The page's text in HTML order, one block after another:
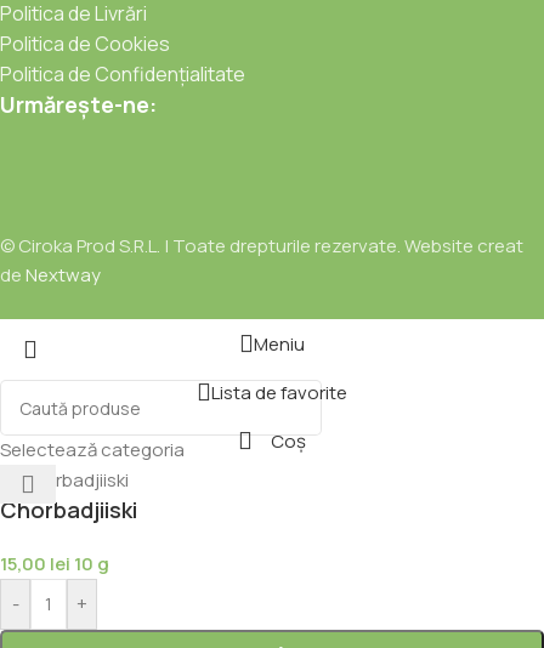
Politica de Livrări
Politica de Cookies
Politica de Confidențialitate
Urmărește-ne:
© Ciroka Prod S.R.L. | Toate drepturile rezervate. Website creat
de Nextway
Selectează categoria
Meniu
Lista de favorite
Coș
Chorbadjiiski
15,00 lei 10 g
-
+